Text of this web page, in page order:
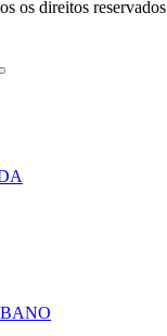
os direitos reservados